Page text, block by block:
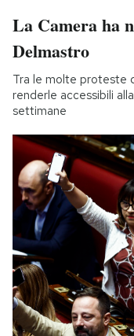
La Camera ha
Delmastro
Tra le molte proteste
renderle accessibili
settimane